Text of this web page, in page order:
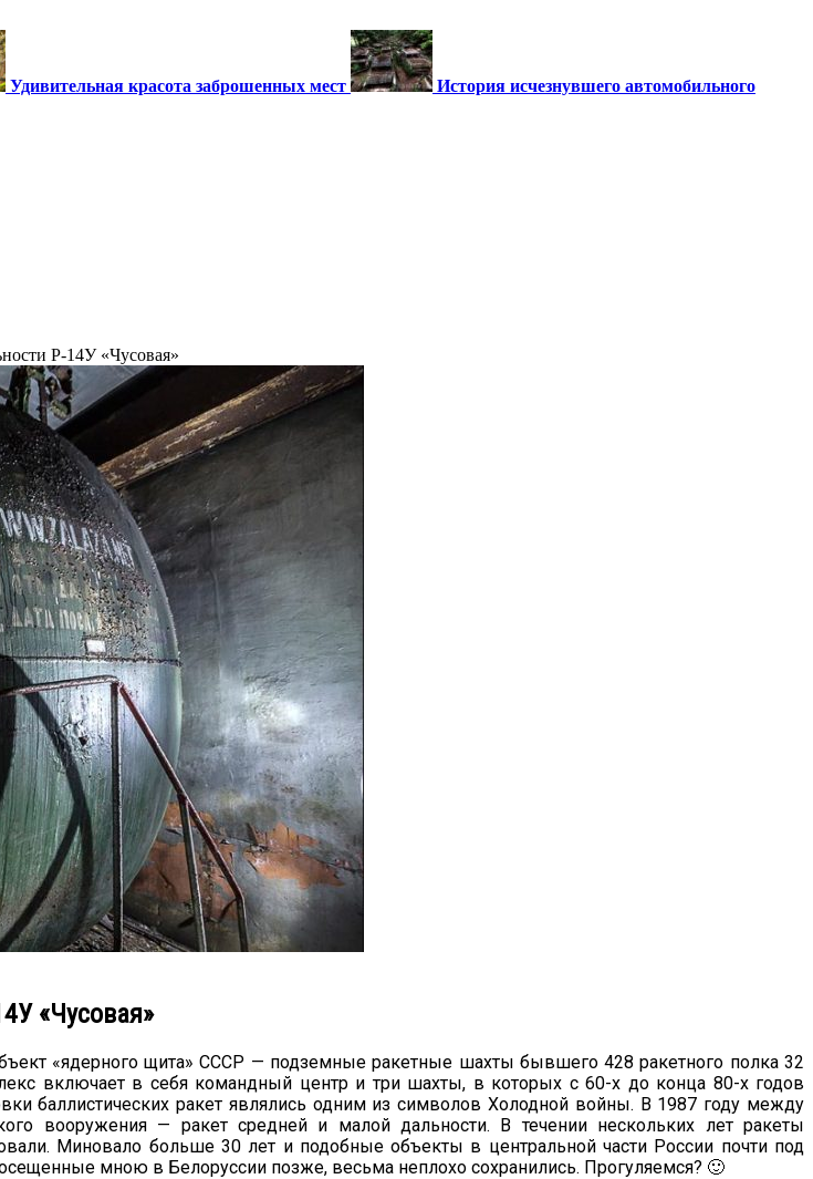
Удивительная красота заброшенных мест История исчезнувшего автомобильного
Р-14У «Чусовая»
«Чусовая»
«ядерного щита» СССР — подземные ракетные шахты бывшего 428 ракетного полка 32
включает в себя командный центр и три шахты, в которых с 60-х до конца 80-х годов
баллистических ракет являлись одним из символов Холодной войны. В 1987 году между
вооружения — ракет средней и малой дальности. В течении нескольких лет ракеты
Миновало больше 30 лет и подобные объекты в центральной части России почти под
мною в Белоруссии позже, весьма неплохо сохранились. Прогуляемся? 🙂